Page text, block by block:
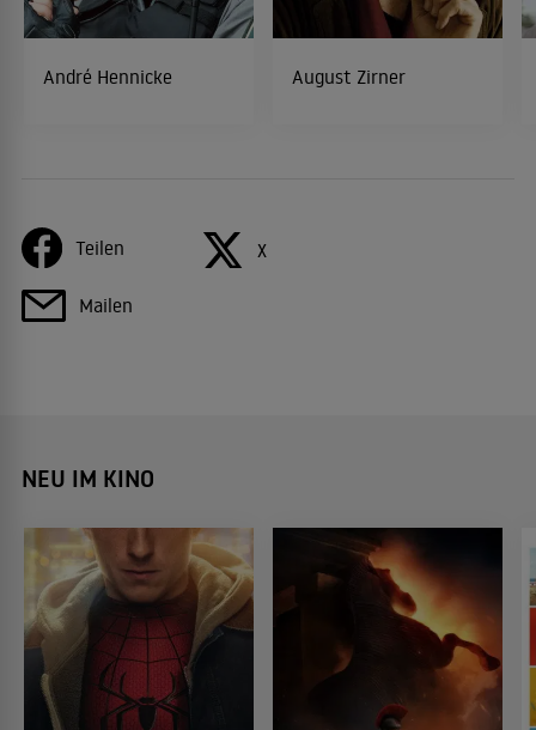
André Hennicke August Zirner
Teilen X
Mailen
NEU IM KINO